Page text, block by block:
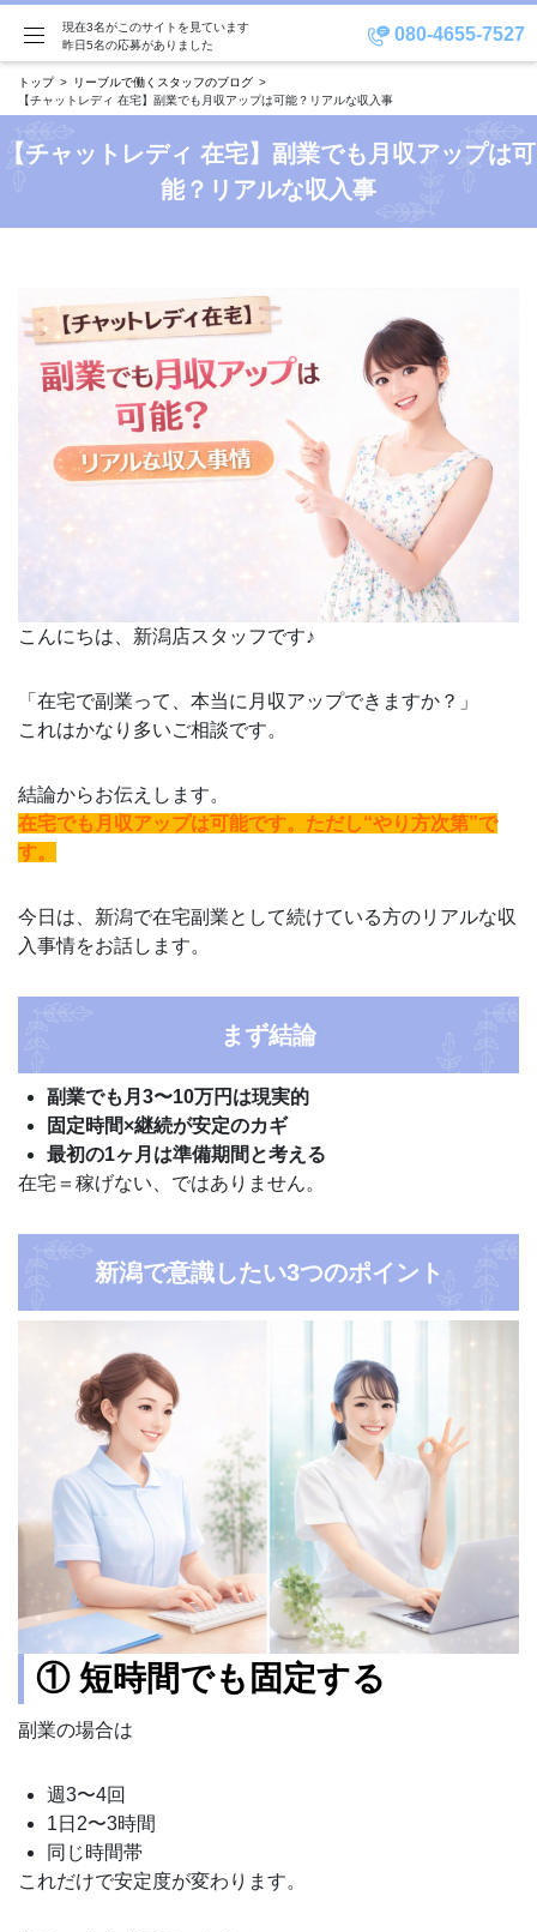
080-4655-7527
現在3名がこのサイトを見ています
昨日5名の応募がありました
トップ
リーブルで働くスタッフのブログ
【チャットレディ 在宅】副業でも月収アップは可能？リアルな収入事
【チャットレディ 在宅】副業でも月収アップは可
能？リアルな収入事
こんにちは、新潟店スタッフです♪
「在宅で副業って、本当に月収アップできますか？」
これはかなり多いご相談です。
結論からお伝えします。
在宅でも月収アップは可能です。ただし“やり方次第”で
す。
今日は、新潟で在宅副業として続けている方のリアルな収
入事情をお話します。
まず結論
副業でも月3〜10万円は現実的
固定時間×継続が安定のカギ
最初の1ヶ月は準備期間と考える
在宅＝稼げない、ではありません。
新潟で意識したい3つのポイント
① 短時間でも固定する
副業の場合は
週3〜4回
1日2〜3時間
同じ時間帯
これだけで安定度が変わります。